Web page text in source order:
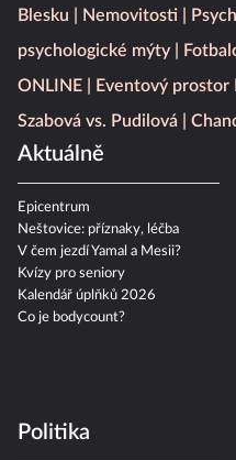
Blesku
Nemovitosti
psychologické mýty
ONLINE
Eventový prostor
Szabová vs. Pudilová
Aktuálně
Epicentrum
Neštovice: příznaky, léčba
V čem jezdí Yamal a Mesii?
Kvízy pro seniory
Kalendář úplňků 2026
Co je bodycount?
Politika